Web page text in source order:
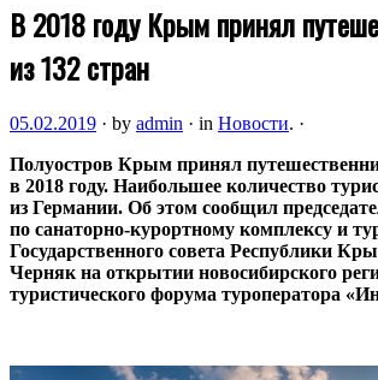
В 2018 году Крым принял
из 132 стран
05.02.2019 · by admin · in Новости. ·
Полуостров Крым принял
в 2018 году. Наибольшее количество
из Германии. Об этом сообщил
по санаторно-курортному комплексу и
Государственного совета Республики
Черняк на открытии новосибирского
туристического форума туроператора